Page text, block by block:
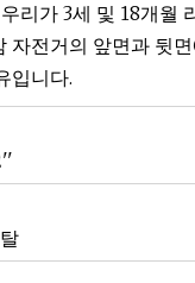
리가 3세 및 18개월
자전거의 앞면과 뒷
입니다.